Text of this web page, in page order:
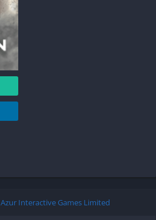
Azur Interactive Games Limited